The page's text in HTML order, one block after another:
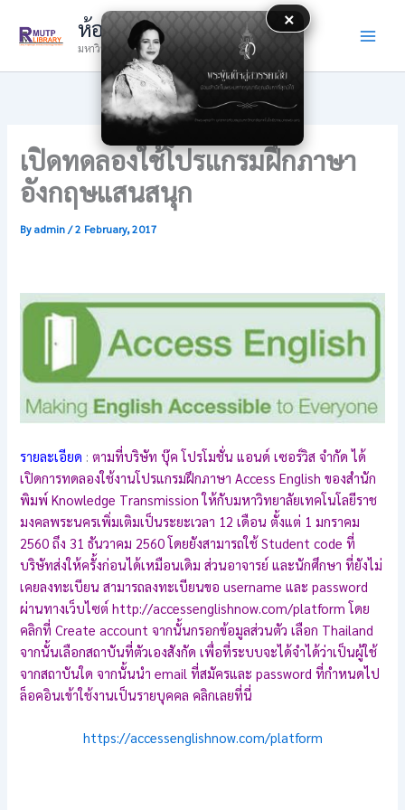
×
ห้องสมุด
มหาวิทยาลัยเทคโนโลยีราชมงคลพระนคร
เปิดทดลองใช้โปรแกรมฝึกภาษา
อังกฤษแสนสนุก
Byadmin/2 February, 2017
รายละเอียด :ตามที่บริษัท บุ๊ค โปรโมชั่น แอนด์ เซอร์วิส จำกัด ได้
เปิดการทดลองใช้งานโปรแกรมฝึกภาษา Access English ของสำนัก
พิมพ์ Knowledge Transmission ให้กับมหาวิทยาลัยเทคโนโลยีราช
มงคลพระนครเพิ่มเติมเป็นระยะเวลา 12 เดือน ตั้งแต่ 1 มกราคม
2560 ถึง 31 ธันวาคม 2560 โดยยังสามารถใช้ Student code ที่
บริษัทส่งให้ครั้งก่อนได้เหมือนเดิม ส่วนอาจารย์ และนักศึกษา ที่ยังไม่
เคยลงทะเบียน สามารถลงทะเบียนขอ username และ password
ผ่านทางเว็บไซต์ http://accessenglishnow.com/platform โดย
คลิกที่ Create account จากนั้นกรอกข้อมูลส่วนตัว เลือก Thailand
จากนั้นเลือกสถาบันที่ตัวเองสังกัด เพื่อที่ระบบจะได้จำได้ว่าเป็นผู้ใช้
จากสถาบันใด จากนั้นนำ email ที่สมัครและ password ที่กำหนดไป
ล็อคอินเข้าใช้งานเป็นรายบุคคล คลิกเลยที่นี่
https://accessenglishnow.com/platform